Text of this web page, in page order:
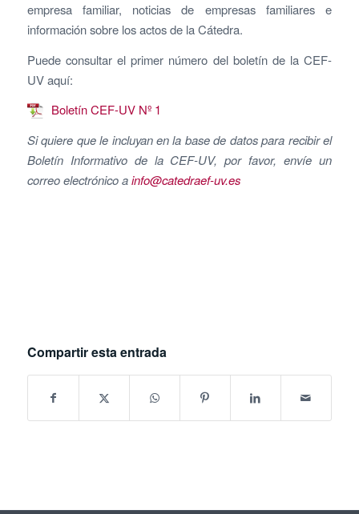
empresa familiar, noticias de empresas familiares e
información sobre los actos de la Cátedra.
Puede consultar el primer número del boletín de la CEF-
UV aquí:
Boletín CEF-UV Nº 1
Si quiere que le incluyan en la base de datos para recibir el
Boletín Informativo de la CEF-UV, por favor, envíe un
correo electrónico ainfo@catedraef-uv.es
Compartir esta entrada